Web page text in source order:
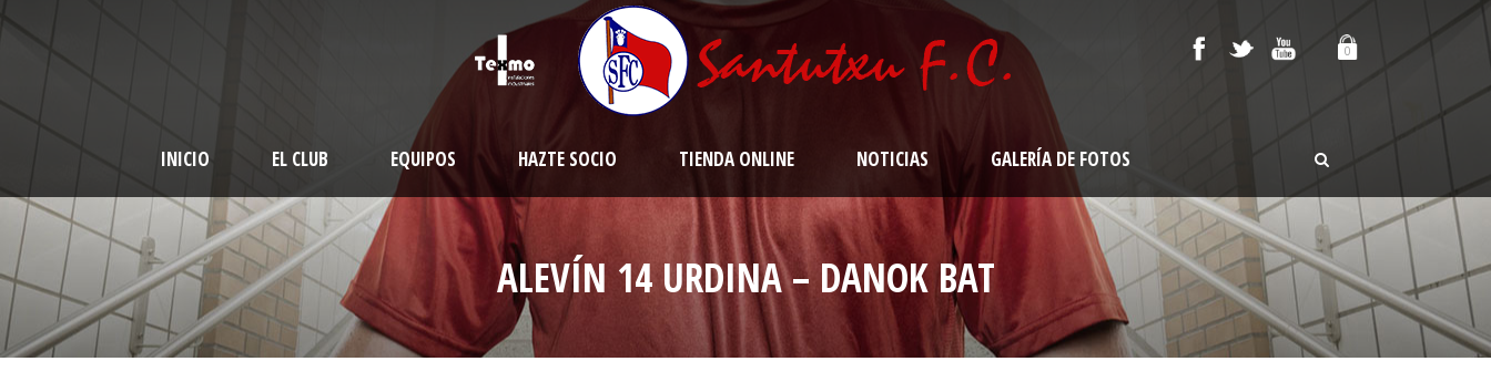
0
INICIO EL CLUB EQUIPOS HAZTE SOCIO TIENDA ONLINE NOTICIAS GALERÍA DE FOTOS
ALEVÍN 14 URDINA – DANOK BAT